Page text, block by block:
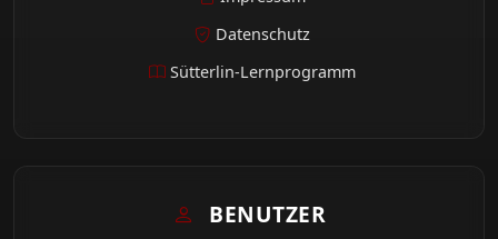
Datenschutz
Sütterlin-Lernprogramm
BENUTZER